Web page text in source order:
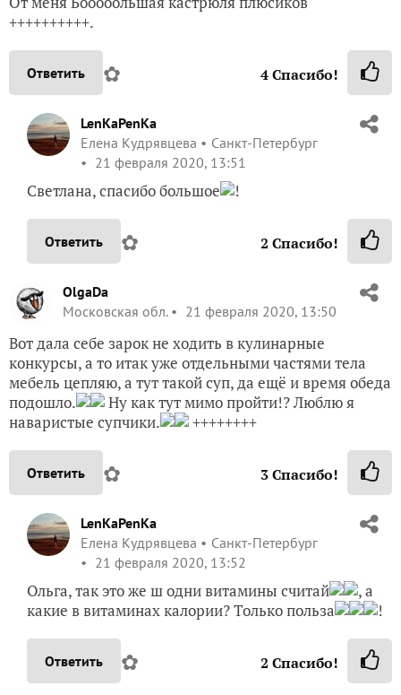
++++++++++.
Ответить ✿ 4Спасибо!
LenKaPenKa
Елена Кудрявцева
Санкт-Петербург
21 февраля 2020, 13:51
Светлана, спасибо большое !
Ответить ✿ 2 Спасибо!
OlgaDa
Московская обл.
21 февраля 2020, 13:50
Вот дала себе зарок не ходить в кулинарные
конкурсы, а то итак уже отдельными частями тела
мебель цепляю, а тут такой суп, да ещё и время обеда
подошло.
Ну как тут мимо пройти!? Люблю я
наваристые супчики.
++++++++
Ответить ✿ 3Спасибо!
LenKaPenKa
Елена Кудрявцева
Санкт-Петербург
21 февраля 2020, 13:52
Ольга, так это же ш одни витамины считай
, а
какие в витаминах калории? Только польза
!
Ответить ✿ 2 Спасибо!